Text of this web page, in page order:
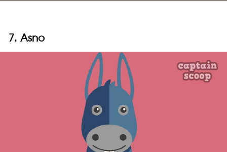
7. Asno